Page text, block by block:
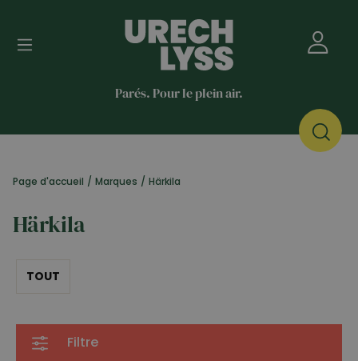
Parés. Pour le plein air.
Page d'accueil / Marques / Härkila
Härkila
TOUT
Filtre